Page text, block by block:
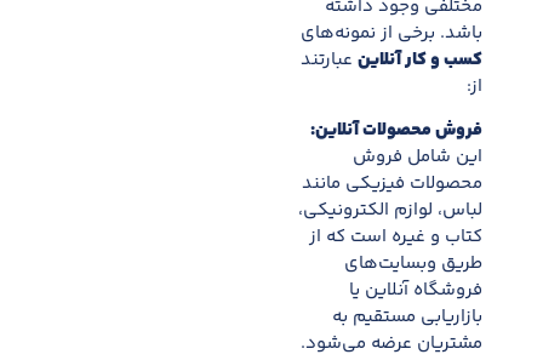
مختلفی وجود داشته
باشد. برخی از نمونه‌های
کسب و کار آنلاین عبارتند
از:
فروش محصولات آنلاین:
این شامل فروش
محصولات فیزیکی مانند
لباس، لوازم الکترونیکی،
کتاب و غیره است که از
طریق وبسایت‌های
فروشگاه آنلاین یا
بازاریابی مستقیم به
مشتریان عرضه می‌شود.